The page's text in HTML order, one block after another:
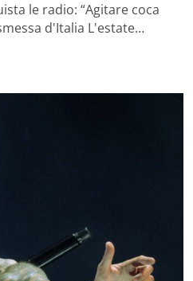
le radio: “Agitare coca
d'Italia L'estate…